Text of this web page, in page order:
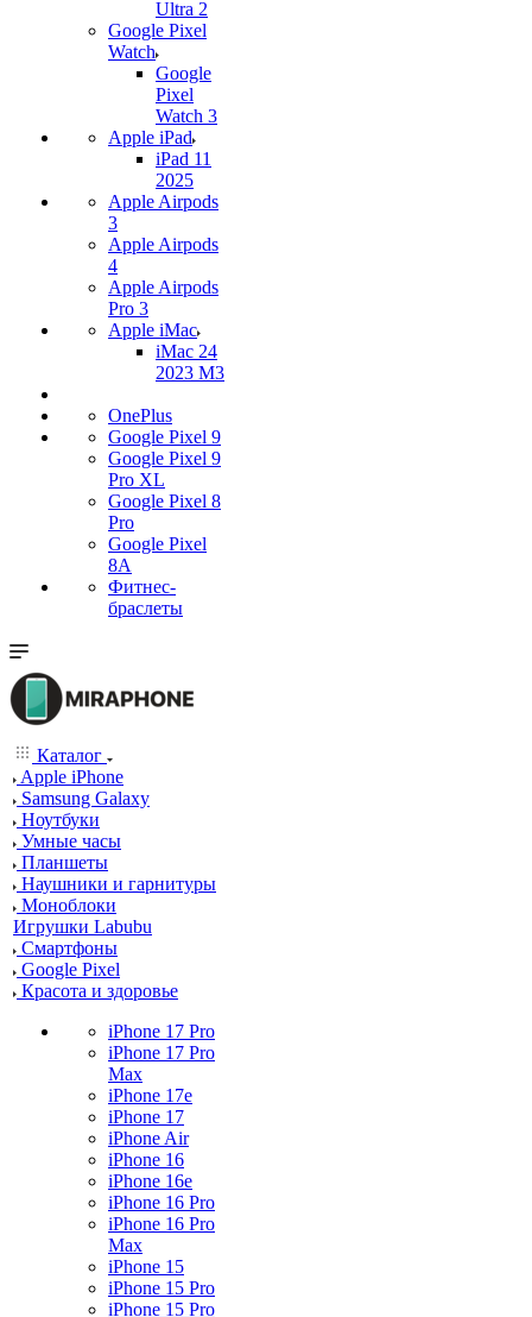
Ultra 2
Google Pixel
Watch
Google
Pixel
Watch 3
Apple iPad
iPad 11
2025
Apple Airpods
3
Apple Airpods
4
Apple Airpods
Pro 3
Apple iMac
iMac 24
2023 M3
OnePlus
Google Pixel 9
Google Pixel 9
Pro XL
Google Pixel 8
Pro
Google Pixel
8A
Фитнес-
браслеты
Каталог
Apple iPhone
Samsung Galaxy
Ноутбуки
Умные часы
Планшеты
Наушники и гарнитуры
Моноблоки
Игрушки Labubu
Смартфоны
Google Pixel
Красота и здоровье
iPhone 17 Pro
iPhone 17 Pro
Max
iPhone 17e
iPhone 17
iPhone Air
iPhone 16
iPhone 16e
iPhone 16 Pro
iPhone 16 Pro
Max
iPhone 15
iPhone 15 Pro
iPhone 15 Pro